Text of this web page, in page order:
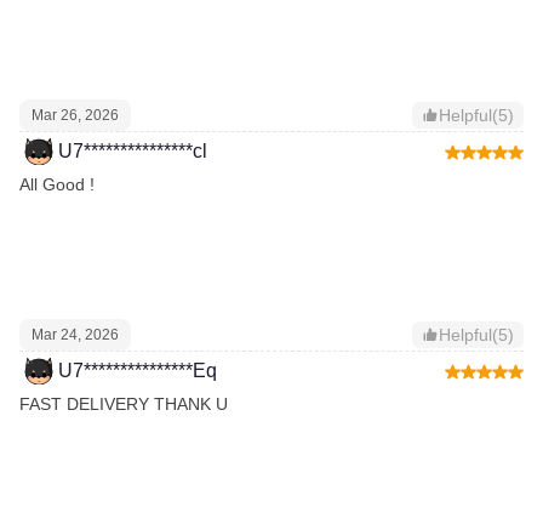
Mar 26, 2026 Helpful(5)
U7***************cl
All Good !
Mar 24, 2026 Helpful(5)
U7***************Eq
FAST DELIVERY THANK U